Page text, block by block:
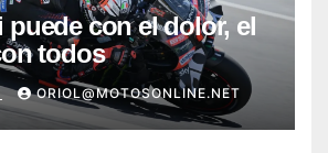
puede con el dolor, el
todos
ORIOL@MOTOSONLINE.NET